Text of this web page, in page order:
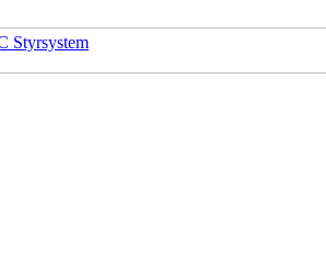
Styrsystem